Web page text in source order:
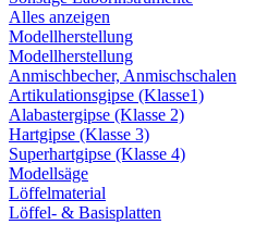
Alles anzeigen
Modellherstellung
Modellherstellung
Anmischbecher, Anmischschalen
Artikulationsgipse (Klasse1)
Alabastergipse (Klasse 2)
Hartgipse (Klasse 3)
Superhartgipse (Klasse 4)
Modellsäge
Löffelmaterial
Löffel- & Basisplatten